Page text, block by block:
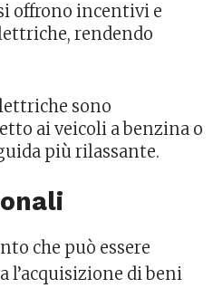
offrono incentivi e
rendendo
sono
ai veicoli a benzina o
più rilassante.
che può essere
l’acquisizione di beni